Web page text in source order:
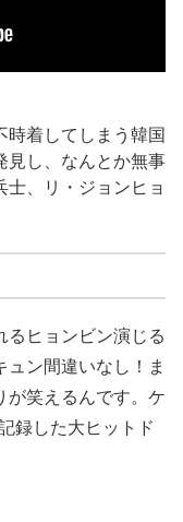
時着してしまう韓国
見し、なんとか無事
士、リ・ジョンヒョ
るヒョンビン演じる
ュン間違いなし！ま
が笑えるんです。ケ
録した大ヒットド